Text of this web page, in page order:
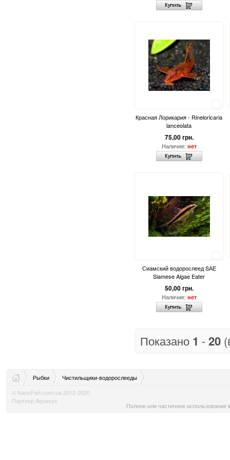
Красная Лорикария - Rineloricaria
lanceolata
75,00 грн.
Наличие: нет
Сиамский водорослеед SАЕ
Siamese Algae Eater
50,00 грн.
Наличие: нет
Показано 1 -20
Рыбки
Чистильщики-водорослееды
© NanoFish.com.ua 2012-2020
Партнер Aquasys
Полное или частичное